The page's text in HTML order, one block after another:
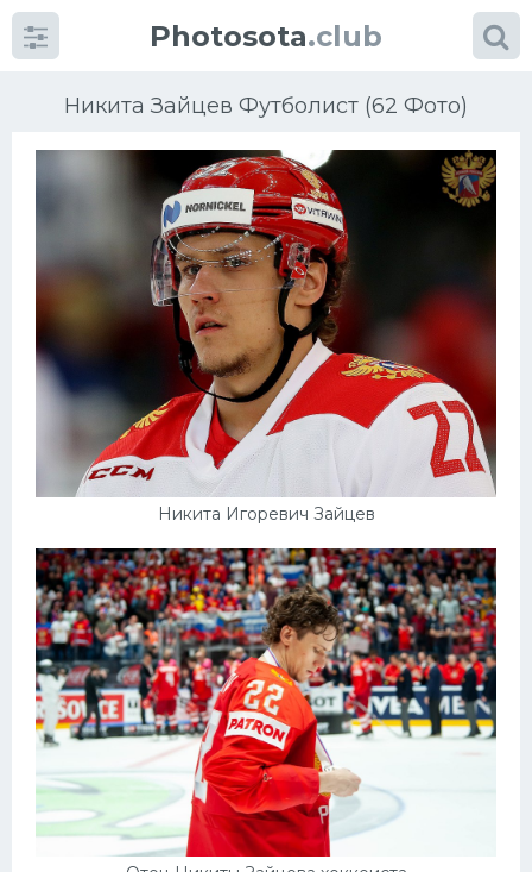
Photosota.club
Никита Зайцев Футболист (62 Фото)
Никита Игоревич Зайцев
КатегорииФото
Еще картинки...
Футбол
Баскетбол
Хоккей
Конькобежный спорт
Тренажеры
Интерьер квартиры